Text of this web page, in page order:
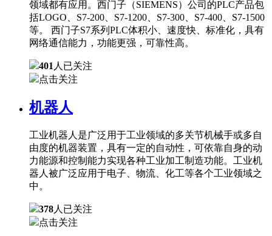
领域都有应用。西门子（SIEMENS）公司的PLC产品包
括LOGO、S7-200、S7-1200、S7-300、S7-400、S7-1500
等。 西门子S7系列PLC体积小、速度快、标准化，具有
网络通信能力，功能更强，可靠性高。
401 人已关注
点击关注
机器人
工业机器人是广泛用于工业领域的多关节机械手或多自
由度的机器装置，具有一定的自动性，可依靠自身的动
力能源和控制能力实现各种工业加工制造功能。工业机
器人被广泛应用于电子、物流、化工等各个工业领域之
中。
378人已关注
点击关注